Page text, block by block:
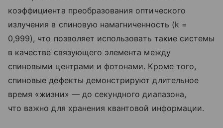
коэффициента преобразования оптического
излучения в спиновую намагниченность (k =
0,999), что позволяет использовать такие системы
в качестве связующего элемента между
спиновыми центрами и фотонами. Кроме того,
спиновые дефекты демонстрируют длительное
время «жизни» — до секундного диапазона,
что важно для хранения квантовой информации.